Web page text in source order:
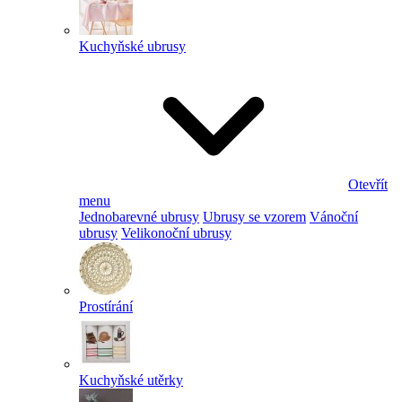
Kuchyňské ubrusy
Otevřít
menu
Jednobarevné ubrusy Ubrusy se vzorem Vánoční
ubrusy Velikonoční ubrusy
Prostírání
Kuchyňské utěrky